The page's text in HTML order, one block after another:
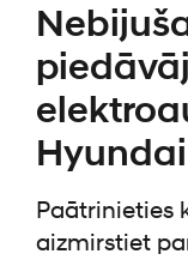
Hyundai
Paātrinieties
aizmirstiet